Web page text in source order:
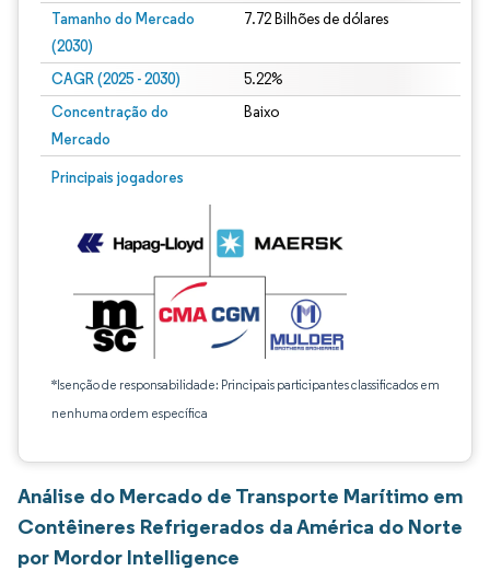
Tamanho do Mercado
(2030)
7.72 Bilhões de dólares
CAGR (2025 - 2030) 5.22%
Concentração do
Mercado
Baixo
Principais jogadores
*Isenção de responsabilidade: Principais participantes classificados em
nenhuma ordem específica
Análise do Mercado de Transporte Marítimo em
Contêineres Refrigerados da América do Norte
por Mordor Intelligence